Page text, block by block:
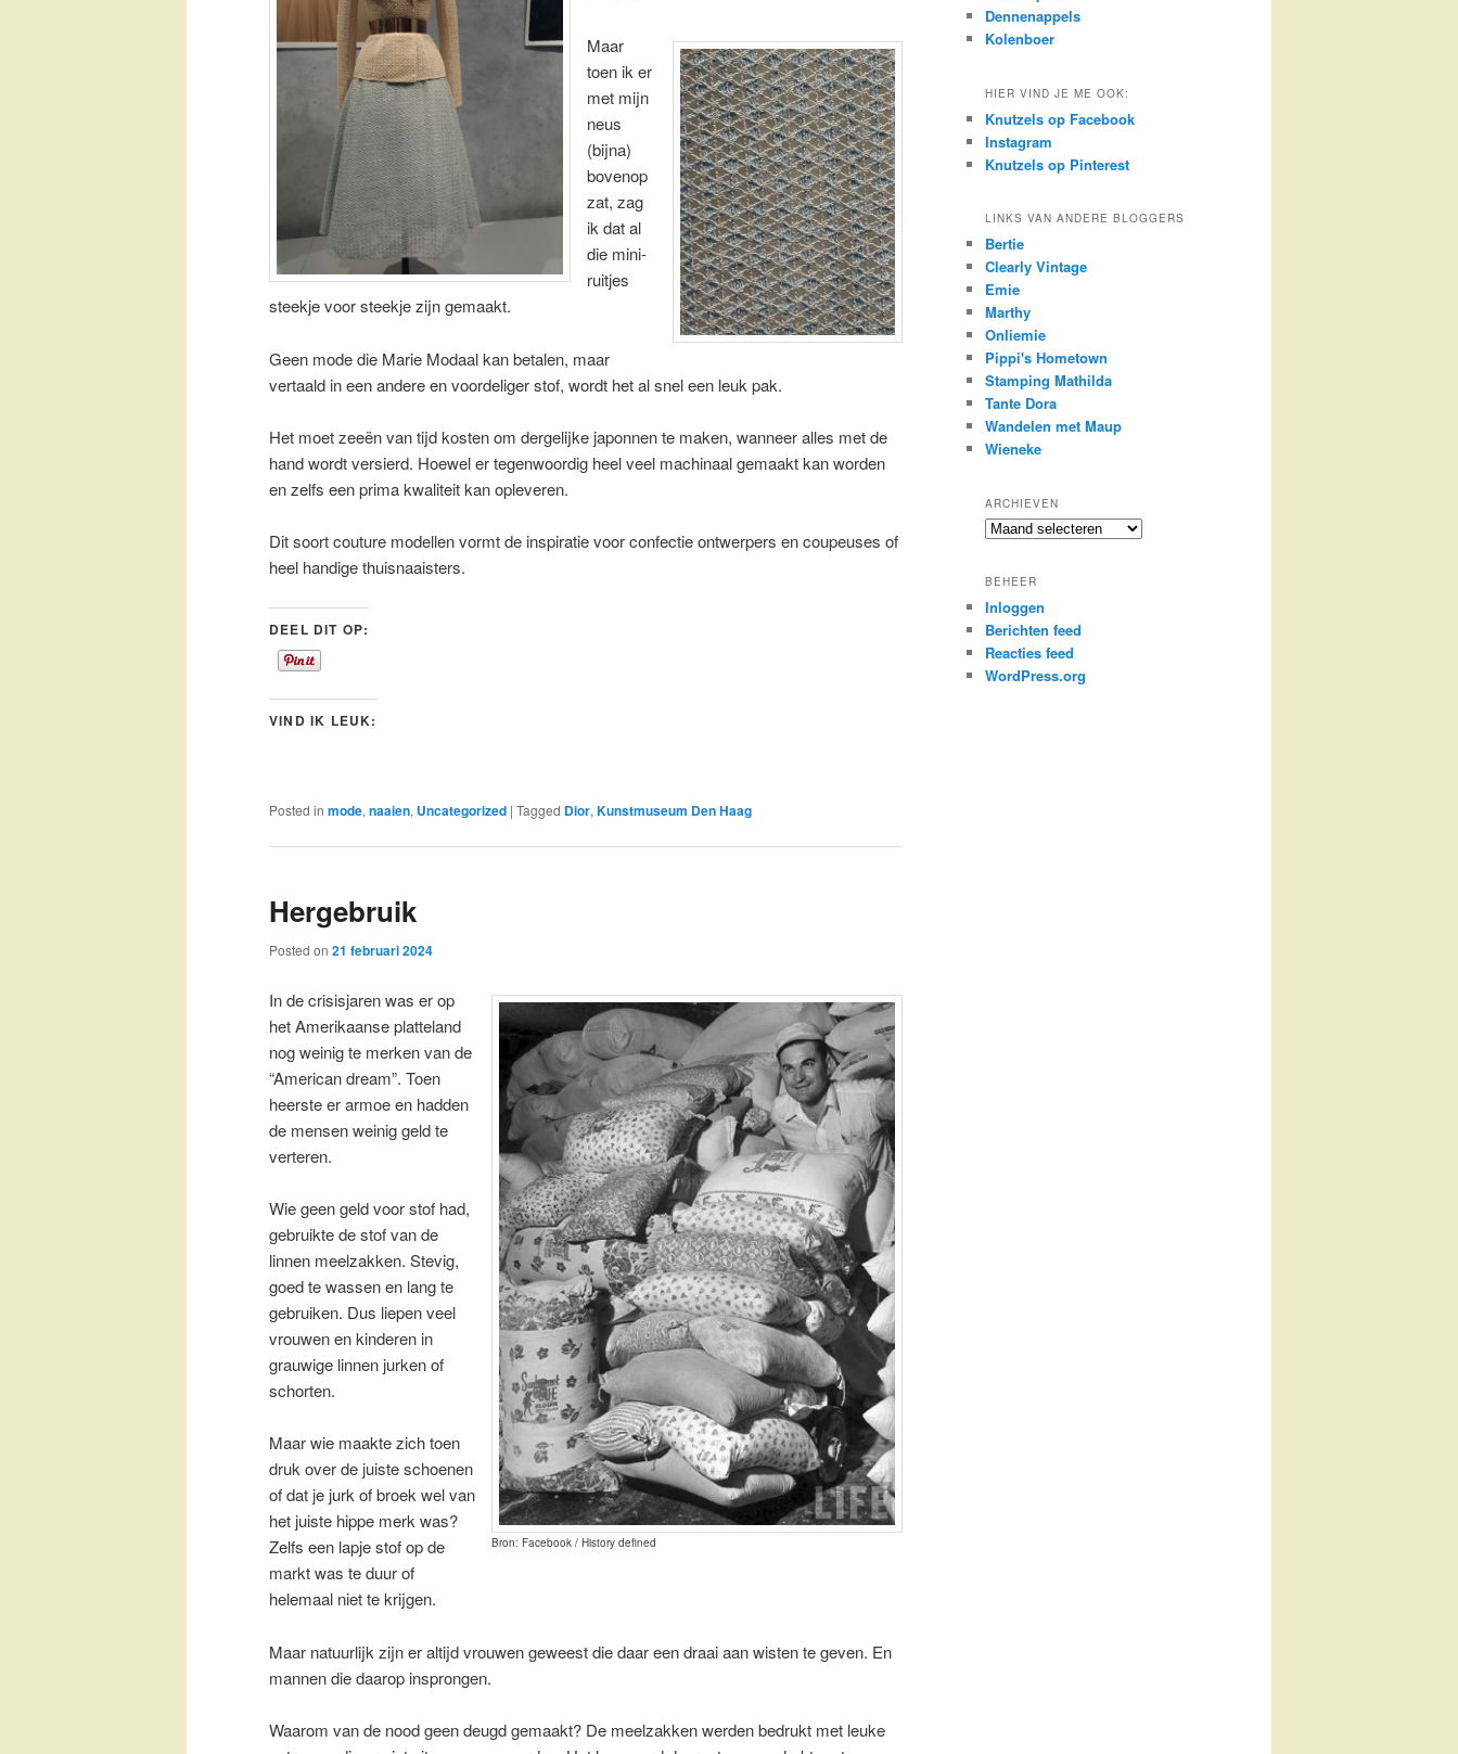
Maar
toen ik er
met mijn
neus
(bijna)
bovenop
zat, zag
ik dat al
die mini-
ruitjes
steekje voor steekje zijn gemaakt.
Geen mode die Marie Modaal kan betalen, maar
vertaald in een andere en voordeliger stof, wordt het al snel een leuk pak.
Het moet zeeën van tijd kosten om dergelijke japonnen te maken, wanneer alles met de
hand wordt versierd. Hoewel er tegenwoordig heel veel machinaal gemaakt kan worden
en zelfs een prima kwaliteit kan opleveren.
Dit soort couture modellen vormt de inspiratie voor confectie ontwerpers en coupeuses of
heel handige thuisnaaisters.
DEEL DIT OP:
VIND IK LEUK:
Posted in mode, naaien, Uncategorized | Tagged Dior, Kunstmuseum Den Haag
Hergebruik
Posted on 21 februari 2024
Bron: Facebook / History defined
In de crisisjaren was er op
het Amerikaanse platteland
nog weinig te merken van de
“American dream”. Toen
heerste er armoe en hadden
de mensen weinig geld te
verteren.
Wie geen geld voor stof had,
gebruikte de stof van de
linnen meelzakken. Stevig,
goed te wassen en lang te
gebruiken. Dus liepen veel
vrouwen en kinderen in
grauwige linnen jurken of
schorten.
Maar wie maakte zich toen
druk over de juiste schoenen
of dat je jurk of broek wel van
het juiste hippe merk was?
Zelfs een lapje stof op de
markt was te duur of
helemaal niet te krijgen.
Maar natuurlijk zijn er altijd vrouwen geweest die daar een draai aan wisten te geven. En
mannen die daarop insprongen.
Waarom van de nood geen deugd gemaakt? De meelzakken werden bedrukt met leuke
Dennenappels
Kolenboer
HIER VIND JE ME OOK:
Knutzels op Facebook
Instagram
Knutzels op Pinterest
LINKS VAN ANDERE BLOGGERS
Bertie
Clearly Vintage
Emie
Marthy
Onliemie
Pippi's Hometown
Stamping Mathilda
Tante Dora
Wandelen met Maup
Wieneke
ARCHIEVEN
Archieven
BEHEER
Inloggen
Berichten feed
Reacties feed
WordPress.org